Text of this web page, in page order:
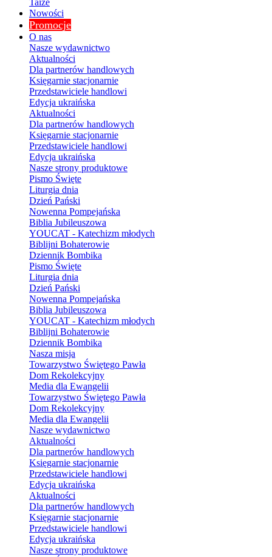
Taizé
Nowości
Promocje
O nas
Nasze wydawnictwo
Aktualności
Dla partnerów handlowych
Księgarnie stacjonarnie
Przedstawiciele handlowi
Edycja ukraińska
Aktualności
Dla partnerów handlowych
Księgarnie stacjonarnie
Przedstawiciele handlowi
Edycja ukraińska
Nasze strony produktowe
Pismo Święte
Liturgia dnia
Dzień Pański
Nowenna Pompejańska
Biblia Jubileuszowa
YOUCAT - Katechizm młodych
Biblijni Bohaterowie
Dziennik Bombika
Pismo Święte
Liturgia dnia
Dzień Pański
Nowenna Pompejańska
Biblia Jubileuszowa
YOUCAT - Katechizm młodych
Biblijni Bohaterowie
Dziennik Bombika
Nasza misja
Towarzystwo Świętego Pawła
Dom Rekolekcyjny
Media dla Ewangelii
Towarzystwo Świętego Pawła
Dom Rekolekcyjny
Media dla Ewangelii
Nasze wydawnictwo
Aktualności
Dla partnerów handlowych
Księgarnie stacjonarnie
Przedstawiciele handlowi
Edycja ukraińska
Aktualności
Dla partnerów handlowych
Księgarnie stacjonarnie
Przedstawiciele handlowi
Edycja ukraińska
Nasze strony produktowe